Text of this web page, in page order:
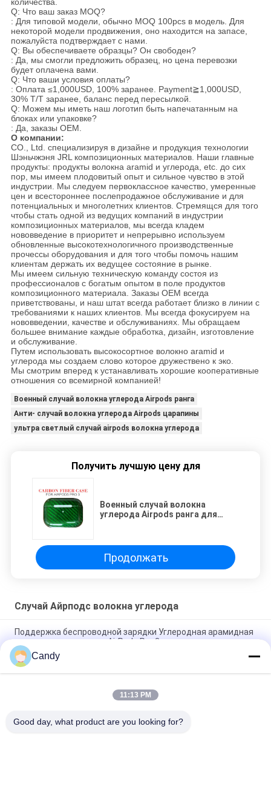
количества.
Q: Что ваш заказ MOQ?
: Для типовой модели, обычно MOQ 100pcs в модель. Для
некоторой модели продвижения, оно находится на запасе,
пожалуйста подтверждает с нами.
Q: Вы обеспечиваете образцы? Он свободен?
: Да, мы смогли предложить образец, но цена перевозки
будет оплачена вами.
Q: Что ваши условия оплаты?
: Оплата ≤1,000USD, 100% заранее. Payment≧1,000USD,
30% T/T заранее, баланс перед пересылкой.
Q: Можем мы иметь наш логотип быть напечатанным на
блоках или упаковке?
: Да, заказы OEM.
О компании:
CO., Ltd. специализируя в дизайне и продукция технологии
Шэньчжэня JRL композиционных материалов. Наши главные
продукты: продукты волокна aramid и углерода, etc. до сих
пор, мы имеем плодовитый опыт и сильное чувство в этой
индустрии. Мы следуем первоклассное качество, умеренные
цен и всестороннее послепродажное обслуживание и для
потенциальных и многолетних клиентов. Стремящся для того
чтобы стать одной из ведущих компаний в индустрии
композиционных материалов, мы всегда кладем
нововведение в приоритет и непрерывно используем
обновленные высокотехнологичного производственные
прочессы оборудования и для того чтобы помочь нашим
клиентам держать их ведущее состояние в рынке.
Мы имеем сильную техническую команду состоя из
профессионалов с богатым опытом в поле продуктов
композиционного материала. Заказы OEM всегда
приветствованы, и наш штат всегда работает близко в линии с
требованиями к наших клиентов. Мы всегда фокусируем на
нововведении, качестве и обслуживаниях. Мы обращаем
большее внимание каждые обработка, дизайн, изготовление
и обслуживание.
Путем использовать высокосортное волокно aramid и
углерода мы создаем слово которое дружествено к эко.
Мы смотрим вперед к устанавливать хорошие кооперативные
отношения со всемирной компанией!
Военный случай волокна углерода Airpods ранга
Анти- случай волокна углерода Airpods царапины
ультра светлый случай airpods волокна углерода
Получить лучшую цену для
Военный случай волокна
углерода Airpods ранга для
Продолжать
Случай Айрподс волокна углерода
Поддержка беспроводной зарядки Углеродная арамидная
волокна наушники для AirPods Pro 3
Чехлы для наушников из углеродного арамида черного
цвета для AirPods Pro 3
Ударностойкий наушниковый корпус из углеродного
Candy
11:13 PM
Good day, what product are you looking for?